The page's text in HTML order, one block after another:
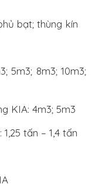
bạt; thùng kín
5m3; 8m3; 10m3;
KIA: 4m3; 5m3
tấn – 1,4 tấn